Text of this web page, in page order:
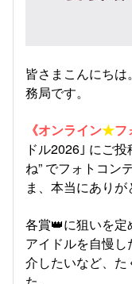
皆さまこんにち
務局です。
《オンライン★フ
ドル2026｣ にご
ね” でフォトコン
ま、本当にありが
各賞👑に狙いを
アイドルを自慢
介したいなど、